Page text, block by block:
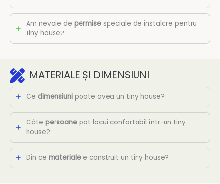
Am nevoie de permise speciale de instalare pentru
tiny house?
MATERIALE ȘI DIMENSIUNI
Ce dimensiuni poate avea un tiny house?
Câte persoane pot locui confortabil într-un tiny
house?
Din ce materiale e construit un tiny house?